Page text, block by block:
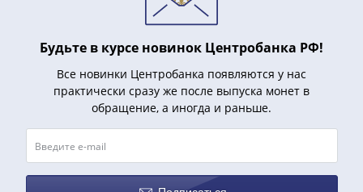
Будьте в курсе новинок Центробанка РФ!
Все новинки Центробанка появляются у нас
практически сразу же после выпуска монет в
обращение, а иногда и раньше.